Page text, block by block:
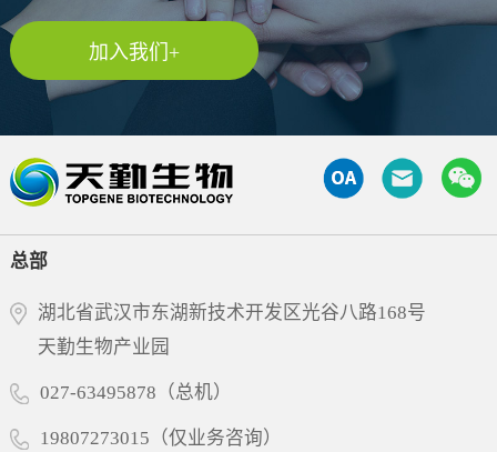
脱长期用药，实...
加入我们+
总部
湖北省武汉市东湖新技术开发区光谷八路168号
天勤生物产业园
027-63495878（总机）
19807273015（仅业务咨询）